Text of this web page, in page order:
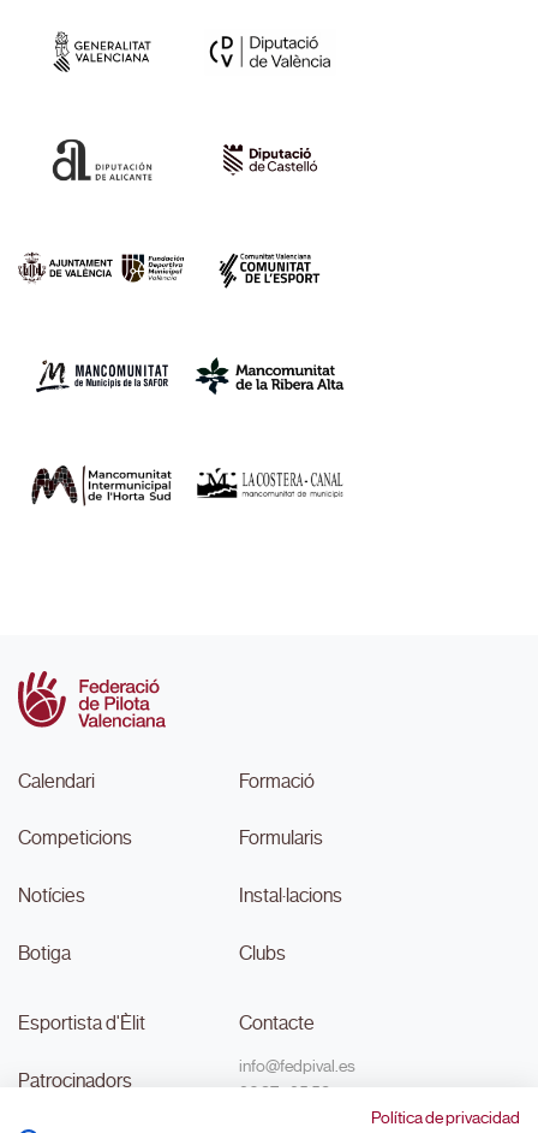
Política de privacidad
Calendari
Competicions
Notícies
Botiga
Formació
Formularis
Instal·lacions
Clubs
Esportista d'Èlit
Patrocinadors
Contacte
info@fedpival.es
96 374 95 58
C/Marqués de Sant Joan nº 32,